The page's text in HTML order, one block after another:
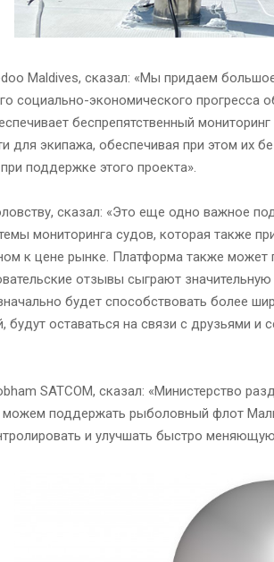
Maldives, сказал: «Мы придаем
социально-экономического
беспрепятственный
экипажа, обеспечивая при этом их
поддержке этого проекта».
сказал: «Это еще одно важное
мониторинга судов, которая также
к цене рынке. Платформа также может
отзывы сыграют
будет способствовать более
оставаться на связи с друзьями и
SATCOM, сказал: «Министерство
поддержать рыболовный флот
и улучшать быстро